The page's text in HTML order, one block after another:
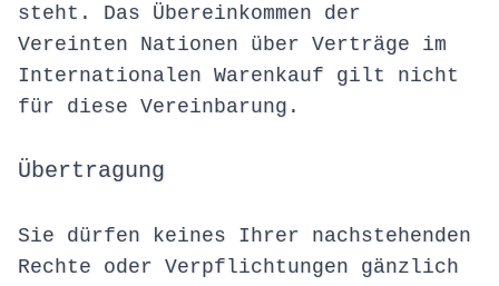
steht. Das Übereinkommen der
Vereinten Nationen über Verträge im
Internationalen Warenkauf gilt nicht
für diese Vereinbarung.
Übertragung
Sie dürfen keines Ihrer nachstehenden
Rechte oder Verpflichtungen gänzlich